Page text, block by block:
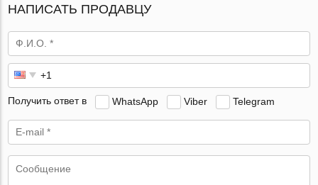
НАПИСАТЬ ПРОДАВЦУ
Получить ответ в WhatsApp Viber Telegram